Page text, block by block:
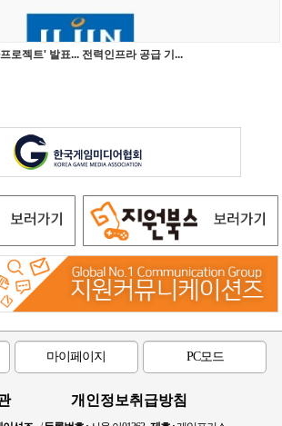
로젝트' 발표... 전력인프라 공급 기...
마이페이지 PC모드
개인정보취급방침